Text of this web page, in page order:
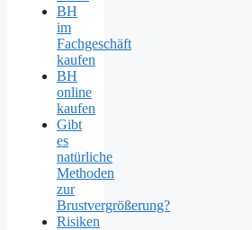
BH
im
Fachgeschäft
kaufen
BH
online
kaufen
Gibt
es
natürliche
Methoden
zur
Brustvergrößerung?
Risiken